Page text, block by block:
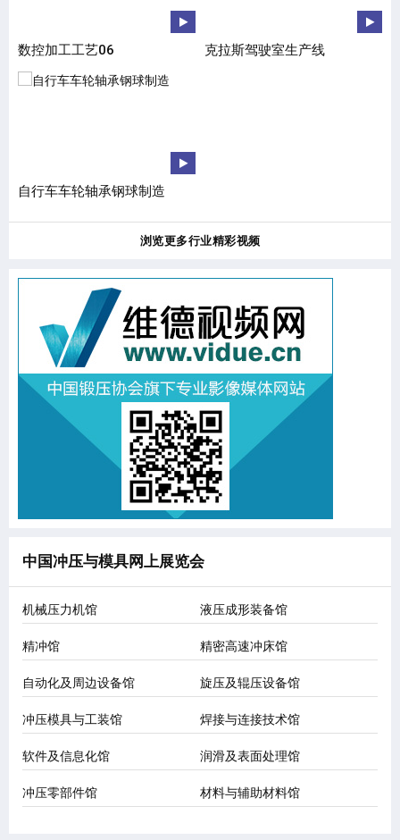
数控加工工艺06 克拉斯驾驶室生产线
自行车车轮轴承钢球制造
浏览更多行业精彩视频
中国冲压与模具网上展览会
机械压力机馆 液压成形装备馆
精冲馆 精密高速冲床馆
自动化及周边设备馆 旋压及辊压设备馆
冲压模具与工装馆 焊接与连接技术馆
软件及信息化馆 润滑及表面处理馆
冲压零部件馆 材料与辅助材料馆